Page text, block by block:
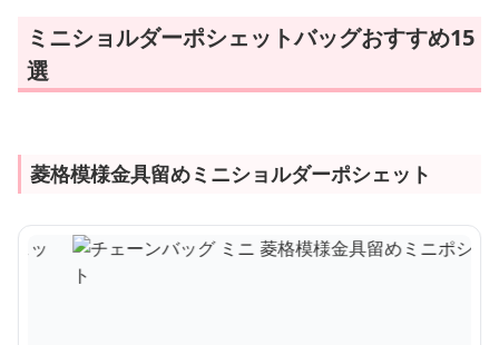
ミニショルダーポシェットバッグおすすめ15
選
菱格模様金具留めミニショルダーポシェット